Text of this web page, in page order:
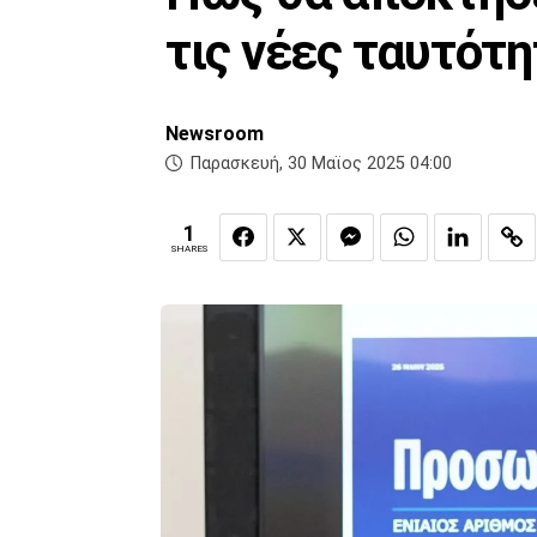
τις νέες
Newsroom
Παρασκευή, 30 Μαϊος 2025 04:00
1
SHARES